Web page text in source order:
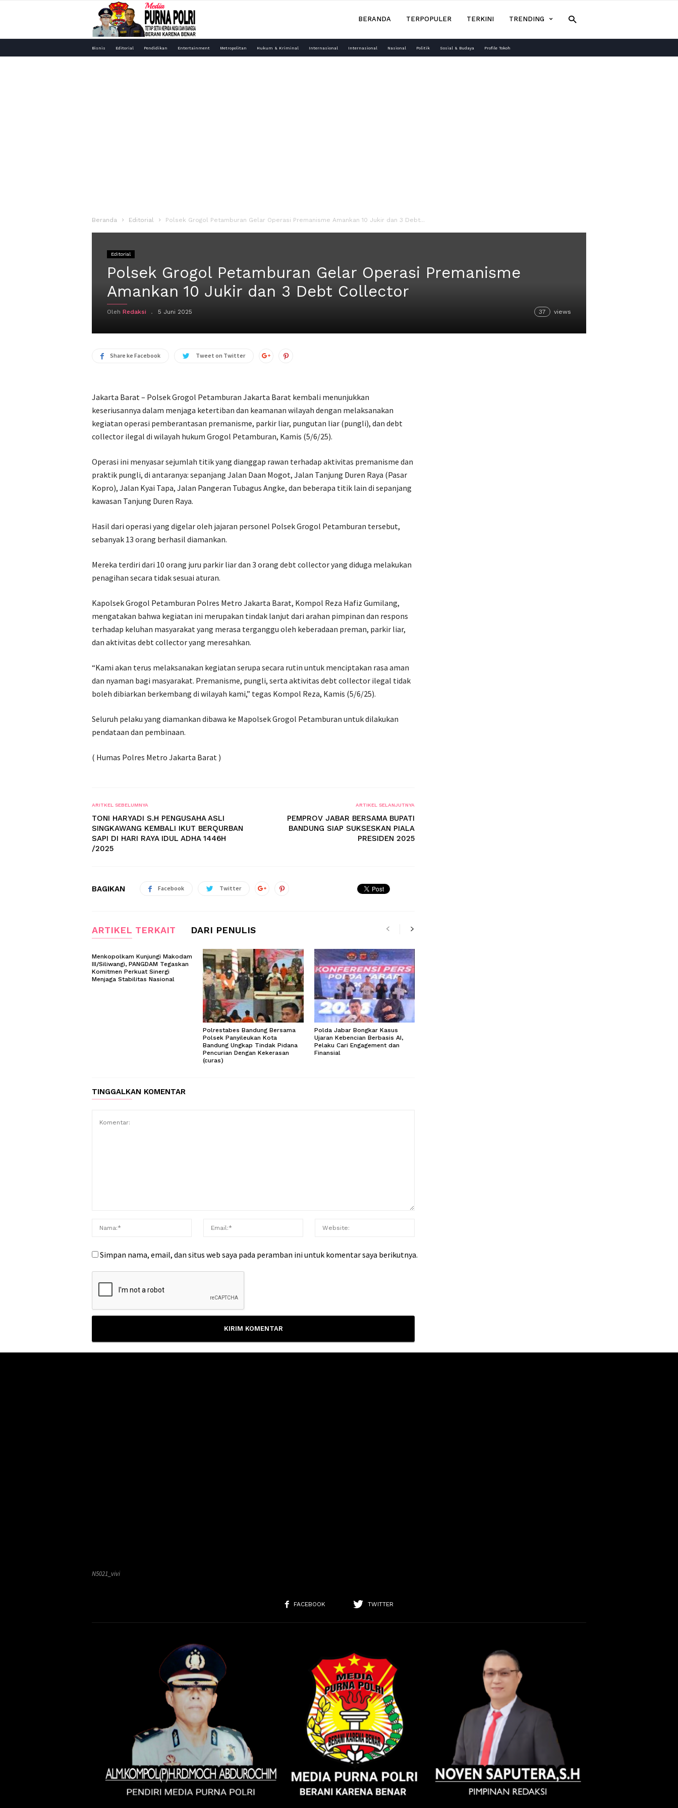
Purna
BERANDA TERPOPULER TERKINI TRENDING
Bisnis Editorial Pendidikan Entertainment Metropolitan Hukum & Kriminal Internasional Internasional Nasional Politik Sosial & Budaya Profile Tokoh
Beranda Editorial Polsek Grogol Petamburan Gelar Operasi Premanisme Amankan 10 Jukir dan 3 Debt...
Editorial
Polsek Grogol Petamburan Gelar Operasi Premanisme
Amankan 10 Jukir dan 3 Debt Collector
Oleh Redaksi 5 Juni 2025 37 views
Share ke Facebook Tweet on Twitter
Jakarta Barat – Polsek Grogol Petamburan Jakarta Barat kembali menunjukkan
keseriusannya dalam menjaga ketertiban dan keamanan wilayah dengan melaksanakan
kegiatan operasi pemberantasan premanisme, parkir liar, pungutan liar (pungli), dan debt
collector ilegal di wilayah hukum Grogol Petamburan, Kamis (5/6/25).
Operasi ini menyasar sejumlah titik yang dianggap rawan terhadap aktivitas premanisme dan
praktik pungli, di antaranya: sepanjang Jalan Daan Mogot, Jalan Tanjung Duren Raya (Pasar
Kopro), Jalan Kyai Tapa, Jalan Pangeran Tubagus Angke, dan beberapa titik lain di sepanjang
kawasan Tanjung Duren Raya.
Hasil dari operasi yang digelar oleh jajaran personel Polsek Grogol Petamburan tersebut,
sebanyak 13 orang berhasil diamankan.
Mereka terdiri dari 10 orang juru parkir liar dan 3 orang debt collector yang diduga melakukan
penagihan secara tidak sesuai aturan.
Kapolsek Grogol Petamburan Polres Metro Jakarta Barat, Kompol Reza Hafiz Gumilang,
mengatakan bahwa kegiatan ini merupakan tindak lanjut dari arahan pimpinan dan respons
terhadap keluhan masyarakat yang merasa terganggu oleh keberadaan preman, parkir liar,
dan aktivitas debt collector yang meresahkan.
“Kami akan terus melaksanakan kegiatan serupa secara rutin untuk menciptakan rasa aman
dan nyaman bagi masyarakat. Premanisme, pungli, serta aktivitas debt collector ilegal tidak
boleh dibiarkan berkembang di wilayah kami,” tegas Kompol Reza, Kamis (5/6/25).
Seluruh pelaku yang diamankan dibawa ke Mapolsek Grogol Petamburan untuk dilakukan
pendataan dan pembinaan.
( Humas Polres Metro Jakarta Barat )
ARITKEL SEBELUMNYA
TONI HARYADI S.H PENGUSAHA ASLI
SINGKAWANG KEMBALI IKUT BERQURBAN
SAPI DI HARI RAYA IDUL ADHA 1446H
/2025
ARTIKEL SELANJUTNYA
PEMPROV JABAR BERSAMA BUPATI
BANDUNG SIAP SUKSESKAN PIALA
PRESIDEN 2025
BAGIKAN Facebook Twitter
ARTIKEL TERKAIT DARI PENULIS
Menkopolkam Kunjungi Makodam
III/Siliwangi, PANGDAM Tegaskan
Komitmen Perkuat Sinergi
Menjaga Stabilitas Nasional
Polrestabes Bandung Bersama
Polsek Panyileukan Kota
Bandung Ungkap Tindak Pidana
Pencurian Dengan Kekerasan
(curas)
Polda Jabar Bongkar Kasus
Ujaran Kebencian Berbasis AI,
Pelaku Cari Engagement dan
Finansial
TINGGALKAN KOMENTAR
Simpan nama, email, dan situs web saya pada peramban ini untuk komentar saya berikutnya.
N5021_vivi
FACEBOOK TWITTER